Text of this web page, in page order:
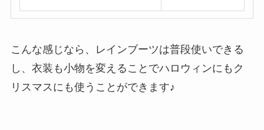
購
こんな感じなら、レインブーツは普段使いできる
し、衣装も小物を変えることでハロウィンにもク
リスマスにも使うことができます♪